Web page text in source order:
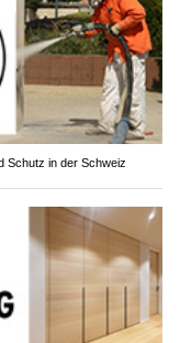
Schutz in der Schweiz